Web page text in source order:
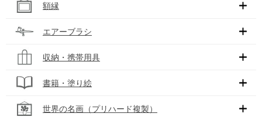
額縁
エアーブラシ
収納・携帯用具
書籍・塗り絵
世界の名画（プリハード複製）